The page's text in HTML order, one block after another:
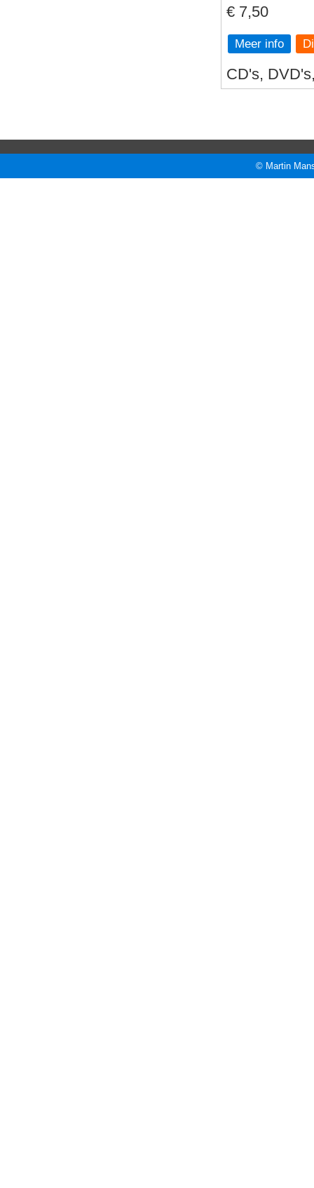
€ 7,50
Meer info
CD's,
© Martin